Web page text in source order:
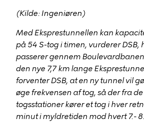
(Kilde: Ingeniøren)
Med Eksprestunnellen kan
på 54 S-tog i timen, vurderer DSB,
passerer gennem
den nye 7,7 km lange
forventer DSB, at en ny tunnel vil
øge frekvensen af tog, så der fra de
togsstationer kører et tog i hver
minut i myldretiden mod hvert 7.-